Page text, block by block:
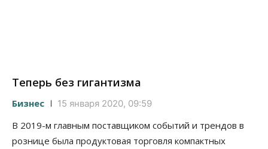
Теперь без гигантизма
Бизнес 15 января 2020, 09:59
В 2019-м главным поставщиком событий и трендов в
рознице была продуктовая торговля компактных